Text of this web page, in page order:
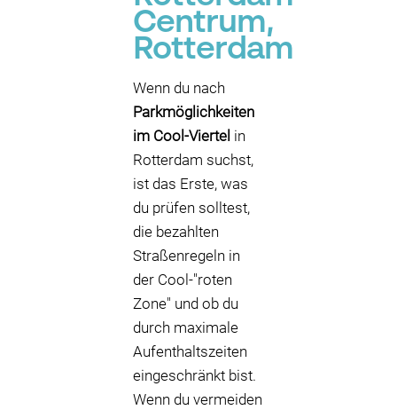
Centrum,
Rotterdam
Wenn du nach
Parkmöglichkeiten
im Cool-Viertel in
Rotterdam suchst,
ist das Erste, was
du prüfen solltest,
die bezahlten
Straßenregeln in
der Cool-"roten
Zone" und ob du
durch maximale
Aufenthaltszeiten
eingeschränkt bist.
Wenn du vermeiden